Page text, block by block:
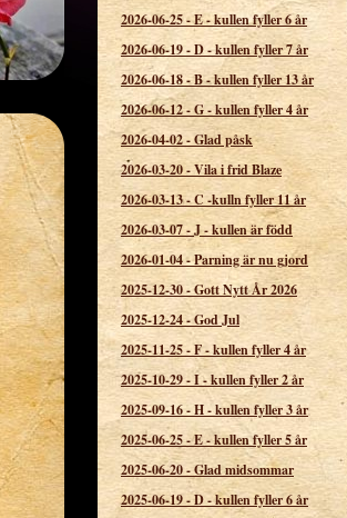
2026-06-25-E - kullen fyller 6 år
2026-06-19-D - kullen fyller 7 år
2026-06-18-B - kullen fyller 13 år
2026-06-12-G - kullen fyller 4 år
2026-04-02-Glad påsk
2026-03-20-Vila i frid Blaze
2026-03-13-C -kulln fyller 11 år
2026-03-07-J - kullen är född
2026-01-04-Parning är nu gjord
2025-12-30-Gott Nytt År 2026
2025-12-24-God Jul
2025-11-25-F - kullen fyller 4 år
2025-10-29-I - kullen fyller 2 år
2025-09-16-H - kullen fyller 3 år
2025-06-25-E - kullen fyller 5 år
2025-06-20-Glad midsommar
2025-06-19-D - kullen fyller 6 år